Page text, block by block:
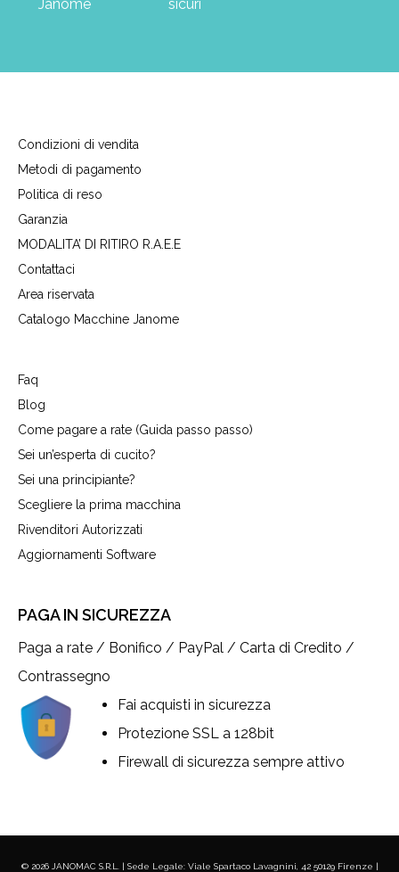
Janome
sicuri
Condizioni di vendita
Metodi di pagamento
Politica di reso
Garanzia
MODALITA’ DI RITIRO R.A.E.E
Contattaci
Area riservata
Catalogo Macchine Janome
Faq
Blog
Come pagare a rate (Guida passo passo)
Sei un’esperta di cucito?
Sei una principiante?
Scegliere la prima macchina
Rivenditori Autorizzati
Aggiornamenti Software
PAGA IN SICUREZZA
Paga a rate / Bonifico / PayPal / Carta di Credito /
Contrassegno
Fai acquisti in sicurezza
Protezione SSL a 128bit
Firewall di sicurezza sempre attivo
© 2026 JANOMAC S.R.L. | Sede Legale: Viale Spartaco Lavagnini, 42 50129 Firenze |